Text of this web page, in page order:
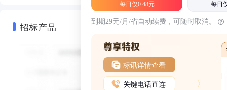
招标产品
每日仅0.48元 每日
到期29元/月/省自动续费，可随时取消。
标讯详情查看
关键电话直连